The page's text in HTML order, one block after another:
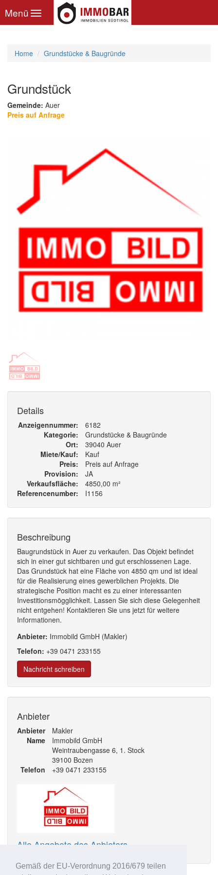
Gemäß der EU-Verordnung 2016/679 teilen
Toggle
navigation
Menü
Home Grundstücke & Baugründe
Grundstück
Gemeinde: Auer
Preis auf Anfrage
Details
Anzeigennummer
6182
Kategorie
Grundstücke & Baugründe
Ort
39040 Auer
Miete/Kauf
Kauf
Preis
Preis auf Anfrage
Provision
JA
Verkaufsfläche
4850,00 m²
Referencenumber
I1156
Beschreibung
Baugrundstück in Auer zu verkaufen. Das Objekt befindet
sich in einer gut sichtbaren und gut erschlossenen Lage.
Das Grundstück hat eine Fläche von 4850 qm und ist ideal
für die Realisierung eines gewerblichen Projekts. Die
strategische Position macht es zu einer interessanten
Investitionsmögglichkeit. Lassen Sie sich diese Gelegenheit
nicht entgehen! Kontaktieren Sie uns jetzt für weitere
Informationen.
Anbieter: Immobild GmbH (Makler)
Telefon: +39 0471 233155
Nachricht schreiben
Anbieter
Anbieter
Makler
Name
Immobild GmbH
Weintraubengasse 6, 1. Stock
39100 Bozen
Telefon
+39 0471 233155
Alle Angebote des Anbieters